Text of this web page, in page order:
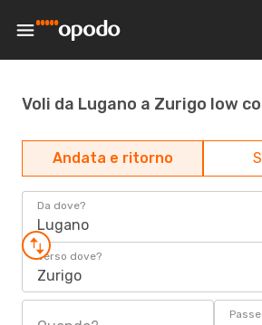
Voli da Lugano a Zurigo low
Andata e ritorno
Da dove?
Lugano
Verso dove?
Zurigo